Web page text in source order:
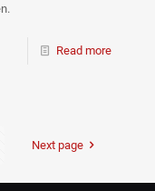
Read more
Next page